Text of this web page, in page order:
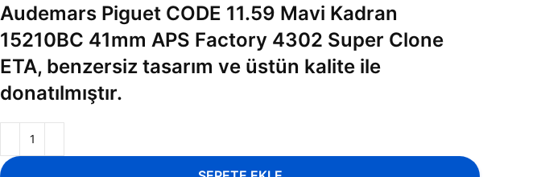
Audemars Piguet CODE 11.59 Mavi Kadran
15210BC 41mm APS Factory 4302 Super Clone
ETA, benzersiz tasarım ve üstün kalite ile
donatılmıştır.